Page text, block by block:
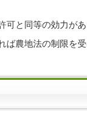
と同等の効力があ
農地法の制限を受